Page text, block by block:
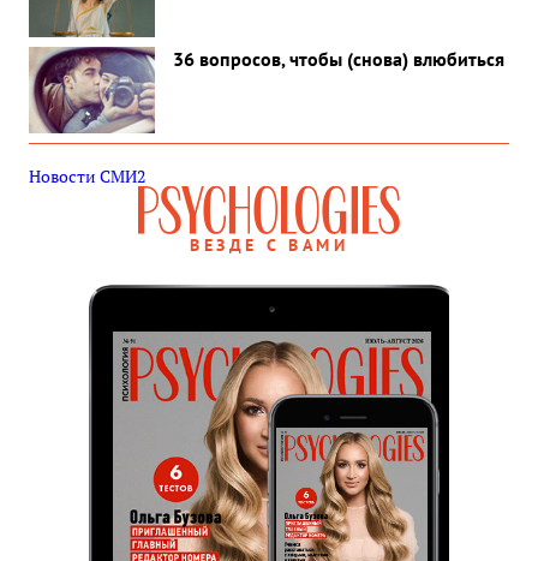
36 вопросов, чтобы (снова) влюбиться
Новости СМИ2
ВЕЗДЕ С ВАМИ